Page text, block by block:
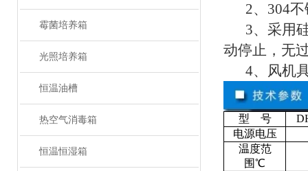
霉菌培养箱
光照培养箱
恒温油槽
热空气消毒箱
恒温恒湿箱
2、304
3、采用
动停止，无
4、风机
型 号
电源电压
温度范
围℃